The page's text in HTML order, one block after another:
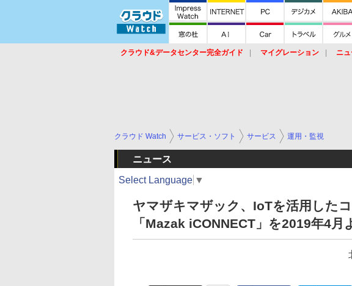
クラウド&データセンター完全ガイド マイグレーション ニ
クラウド Watch サービス・ソフト サービス 運用・監視
ニュース
Select Language ▼
ヤマザキマザック、IoTを活用した
「Mazak iCONNECT」を2019年4月